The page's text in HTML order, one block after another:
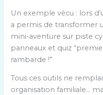
Un exemple vécu : lors
a permis de transformer
mini-aventure sur piste
panneaux et quiz
rambarde !”
Tous ces outils ne
organisation familiale…